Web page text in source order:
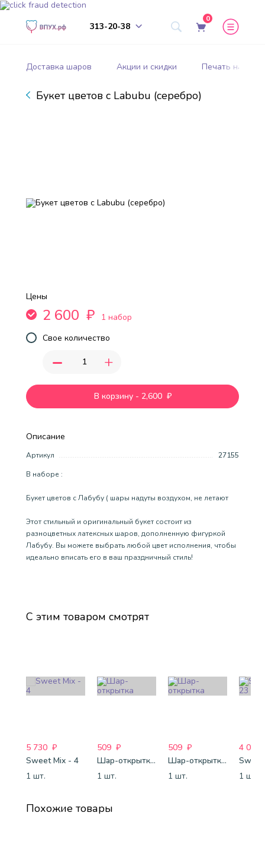
313-20-38
0
Доставка шаров Акции и скидки Печать на
Букет цветов с Labubu (серебро)
Описание
Артикул
27155
В наборе :
Букет цветов с Лабубу ( шары надуты воздухом, не летают
Этот стильный и оригинальный букет состоит из
разноцветных латексных шаров, дополненную фигуркой
Лабубу. Вы можете выбрать любой цвет исполнения, чтобы
идеально вписать его в ваш праздничный стиль!
Цены
2 600 ₽
1 набор
Свое количество
- +
В корзину - 2,600 ₽
С этим товаром смотрят
5 730 ₽
Sweet Mix - 4
1 шт.
509 ₽
Шар-открытка "Звезда" (45 см) - 1
1 шт.
509 ₽
Шар-открытка "Сердце" (45 см) - 2
1 шт.
4 088
1 шт.
Похожие товары